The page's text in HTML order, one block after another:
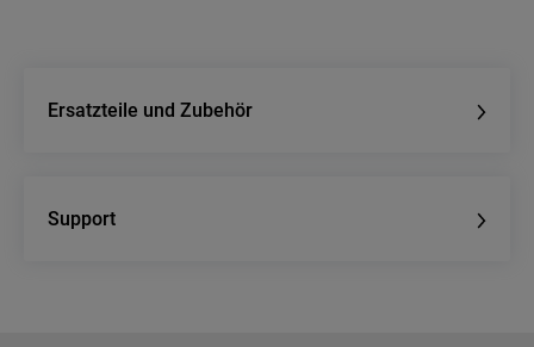
Ersatzteile und Zubehör
Support